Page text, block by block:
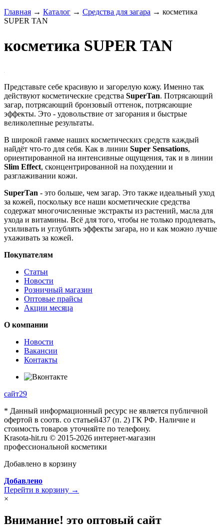
Главная → Каталог → Средства для загара → косметика
SUPER TAN
косметика SUPER TAN
Представьте себе красивую и загорелую кожу. Именно так
действуют косметические средства SuperTan. Потрясающий
загар, потрясающий бронзовый оттенок, потрясающие
эффекты. Это - удовольствие от загорания и быстрые
великолепные результаты.
В широкой гамме наших косметических средств каждый
найдёт что-то для себя. Как в линии Super Sensations,
ориентированной на интенсивные ощущения, так и в линии
Slim Effect, сконцентрированной на похудении и
разглаживании кожи.
SuperTan - это больше, чем загар. Это также идеальный уход
за кожей, поскольку все наши косметические средства
содержат многочисленные экстракты из растений, масла для
ухода и витамины. Всё для того, чтобы не только продлевать,
усиливать и углублять эффекты загара, но и как можно лучше
ухаживать за кожей.
Покупателям
Статьи
Новости
Розничный магазин
Оптовые прайсы
Акции месяца
О компании
Новости
Вакансии
Контакты
сайт29
* Данный информационный ресурс не является публичной
офертой в соотв. со статьей437 (п. 2) ГК РФ. Наличие и
стоимость товаров уточняйте по телефону.
Krasota-hit.ru © 2015-2026 интернет-магазин
профессиональной косметики
Добавлено в корзину
Добавлено
Перейти в корзину →
×
Внимание! это оптовый сайт